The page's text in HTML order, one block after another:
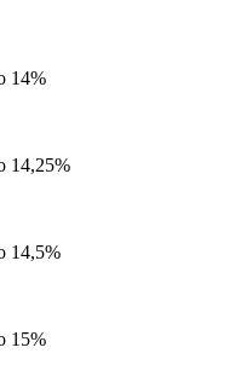
14%
14,25%
14,5%
15%